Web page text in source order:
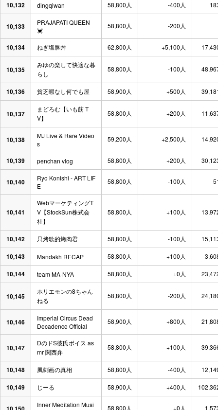
10,132 dingqiwan 58,800人 -400人
10,133
PRAJAPATI QUEEN
💓
58,800人 -200人
10,134 ねぎ塩豚丼 62,800人 +5,100人
10,135
みゆの楽して快適な暮
らし
58,800人 -100人
10,136 貧乏暇なし何でも屋 58,900人 +500人
10,137
まどろむ【いも筋 T
V】
58,800人 +200人
10,138
MJ Live & Rare Video
s
59,200人 +2,500人
10,139 penchan vlog 58,800人 +200人
10,140
Ryo Konishi - ART LIF
E
58,800人 -100人
10,141
WebマーケティングT
V【StockSun株式会
社】
58,800人 +100人
10,142 只烤歌的烤肉君 58,800人 -100人
10,143 Mandakh RECAP 58,800人 +100人
10,144 team MA-NYA 58,800人 +0人
10,145
ホリエモンの8ちゃん
ねる
58,800人 -200人
10,146
Imperial Circus Dead
Decadence Official
58,900人 +800人
10,147
DのドS彼氏ボイス as
mr 関西弁
58,800人 +100人
10,148 風刺画の真相 58,800人 -400人
10,149 じーる 58,900人 +400人
Inner Meditation Musi
58,800人 +0人